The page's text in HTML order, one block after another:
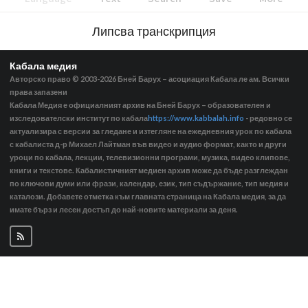
Липсва транскрипция
Кабала медия
Авторско право © 2003-2026 Бней Барух – асоциация Кабала ле ам. Всички
права запазени
Кабала Медия е официалният архив на Бней Барух – образователен и
изследователски институт по кабалаhttps://www.kabbalah.info - редовно се
актуализира с версии за гледане и изтегляне на ежедневния урок по кабала
с кабалиста д-р Михаел Лайтман във видео и аудио формат, както и други
уроци по кабала, лекции, телевизионни програми, музика, видео клипове,
книги и текстове. Кабалистичният медиен архив може да бъде разглеждан
по ключови думи или фрази, календар, език, тип съдържание, тип медия и
каталози. Добавете отметка към главната страница на Кабала медия, за да
имате бърз и лесен достъп до най-новите материали за деня.